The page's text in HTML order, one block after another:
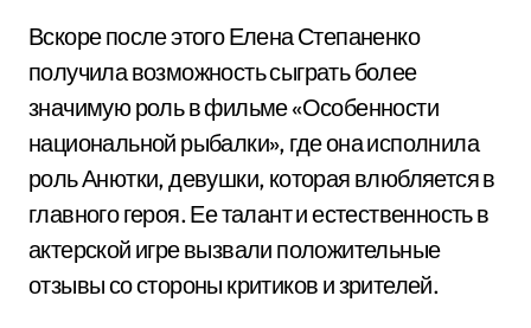
Вскоре после этого Елена Степаненко
получила возможность сыграть более
значимую роль в фильме «Особенности
национальной рыбалки», где она исполнила
роль Анютки, девушки, которая влюбляется в
главного героя. Ее талант и естественность в
актерской игре вызвали положительные
отзывы со стороны критиков и зрителей.